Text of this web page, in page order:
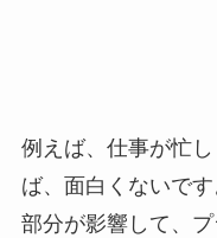
例えば、仕事が忙
ば、面白くないで
部分が影響して、